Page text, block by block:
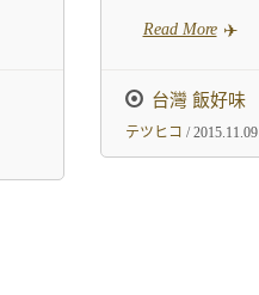
Read More
台灣 飯好味
テツヒコ / 2015.11.09